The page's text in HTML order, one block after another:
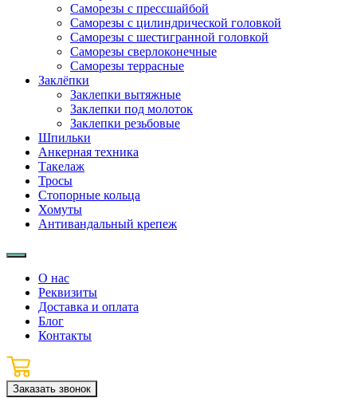
Саморезы с прессшайбой
Саморезы с цилиндрической головкой
Саморезы с шестигранной головкой
Саморезы сверлоконечные
Саморезы террасные
Заклёпки
Заклепки вытяжные
Заклепки под молоток
Заклепки резьбовые
Шпильки
Анкерная техника
Такелаж
Тросы
Стопорные кольца
Хомуты
Антивандальный крепеж
О нас
Реквизиты
Доставка и оплата
Блог
Контакты
Заказать звонок